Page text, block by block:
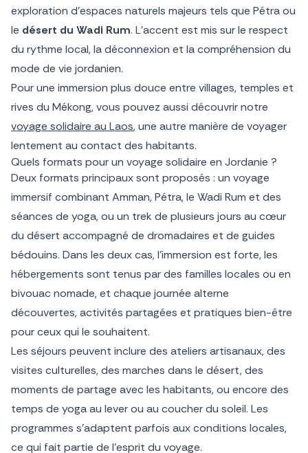
exploration d’espaces naturels majeurs tels que Pétra ou
le désert du Wadi Rum. L’accent est mis sur le respect
du rythme local, la déconnexion et la compréhension du
mode de vie jordanien.
Pour une immersion plus douce entre villages, temples et
rives du Mékong, vous pouvez aussi découvrir notre
voyage solidaire au Laos, une autre manière de voyager
lentement au contact des habitants.
Quels formats pour un voyage solidaire en Jordanie ?
Deux formats principaux sont proposés : un voyage
immersif combinant Amman, Pétra, le Wadi Rum et des
séances de yoga, ou un trek de plusieurs jours au cœur
du désert accompagné de dromadaires et de guides
bédouins. Dans les deux cas, l’immersion est forte, les
hébergements sont tenus par des familles locales ou en
bivouac nomade, et chaque journée alterne
découvertes, activités partagées et pratiques bien-être
pour ceux qui le souhaitent.
Les séjours peuvent inclure des ateliers artisanaux, des
visites culturelles, des marches dans le désert, des
moments de partage avec les habitants, ou encore des
temps de yoga au lever ou au coucher du soleil. Les
programmes s’adaptent parfois aux conditions locales,
ce qui fait partie de l’esprit du voyage.